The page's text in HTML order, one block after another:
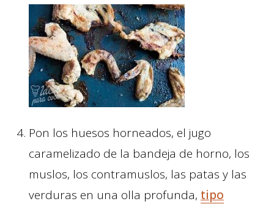
Pon los huesos horneados, el jugo
caramelizado de la bandeja de horno, los
muslos, los contramuslos, las patas y las
verduras en una olla profunda, tipo